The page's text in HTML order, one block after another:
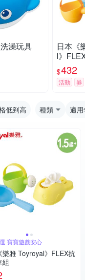
澡玩具
日本《
l》
$432
活動 券
低到高 種類 適
寶寶遊戲安心
樂雅 Toyroyal》FLEX抗
組